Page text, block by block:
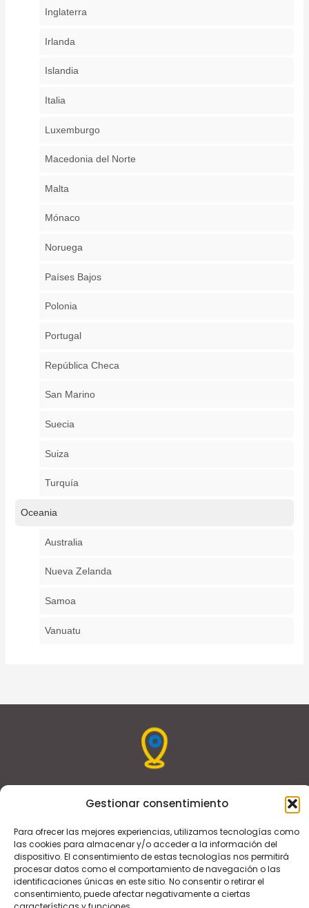
Gestionar consentimiento
Para ofrecer las mejores experiencias, utilizamos tecnologías como
las cookies para almacenar y/o acceder a la información del
dispositivo. El consentimiento de estas tecnologías nos permitirá
procesar datos como el comportamiento de navegación o las
identificaciones únicas en este sitio. No consentir o retirar el
consentimiento, puede afectar negativamente a ciertas
Inglaterra
Irlanda
Islandia
Italia
Luxemburgo
Macedonia del Norte
Malta
Mónaco
Noruega
Países Bajos
Polonia
Portugal
República Checa
San Marino
Suecia
Suiza
Turquía
Oceania
Australia
Nueva Zelanda
Samoa
Vanuatu
Somos una empresa especializada en la gestión y
urbano. Con nuestras estrategias y mejores prácticas,
reposicionamos a los hoteles para lograr que superen a
sus competidores y convertirlos en líderes del mercado
local.